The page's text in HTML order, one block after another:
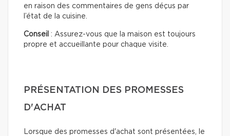
en raison des commentaires de gens déçus par
l’état de la cuisine.
Conseil : Assurez-vous que la maison est toujours
propre et accueillante pour chaque visite.
PRÉSENTATION DES PROMESSES
D'ACHAT
Lorsque des promesses d'achat sont présentées, le